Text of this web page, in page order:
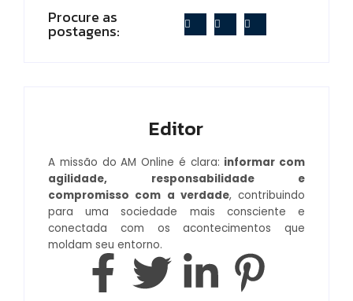
Procure as
postagens:
Editor
A missão do AM Online é clara: informar com
agilidade, responsabilidade e
compromisso com a verdade, contribuindo
para uma sociedade mais consciente e
conectada com os acontecimentos que
moldam seu entorno.